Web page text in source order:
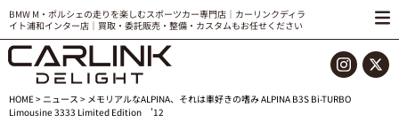
BMW M・ポルシェの走りを楽しむスポーツカー専門店｜カーリンクディラ
イト浦和インター店｜買取・委託販売・整備・カスタムもお任せください
HOME> ニュース > メモリアルなALPINA、それは車好きの嗜み ALPINA B3S Bi-TURBO
Limousine 3333 Limited Edition ’12